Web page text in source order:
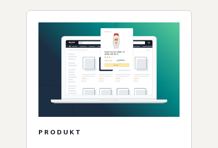
PRODUKT